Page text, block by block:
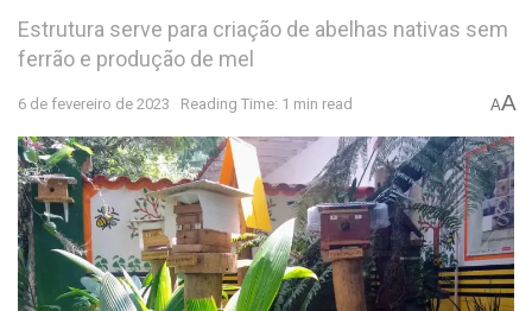
Estrutura serve para criação de abelhas nativas sem
ferrão e produção de mel
6 de fevereiro de 2023 Reading Time: 1 min read AA